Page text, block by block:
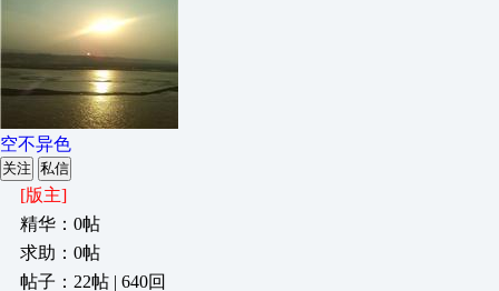
空不异色
关注 私信
[版主]
精华：0帖
求助：0帖
帖子：22帖 | 640回